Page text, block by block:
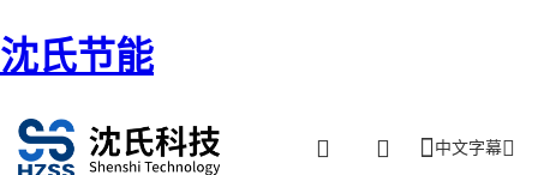
沈氏节能
中文字幕